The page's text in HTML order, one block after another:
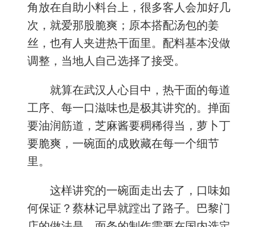
角放在自助小料台上，很多客人会加好几
次，就爱那股脆爽；原本搭配汤包的姜
丝，也有人夹进热干面里。配料基本没做
调整，当地人自己选择了接受。
就算在武汉人心目中，热干面的每道
工序、每一口滋味也是极其讲究的。掸面
要油润筋道，芝麻酱要稠稀得当，萝卜丁
要脆爽，一碗面的成败藏在每一个细节
里。
这样讲究的一碗面走出去了，口味如
何保证？蔡林记早就蹚出了路子。巴黎门